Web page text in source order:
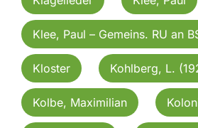
Klee, Paul – Gemeins. RU an
Kloster Kohlberg, L.
Kolbe, Maximilian